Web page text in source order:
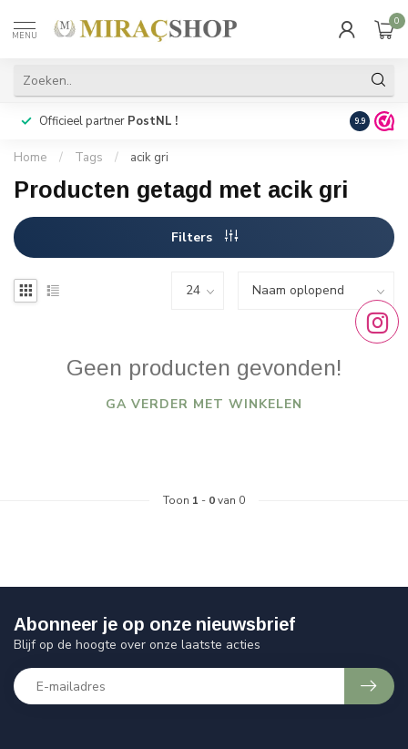
MENU
0
Officieel partner PostNL ! Snelle
9.9
Home / Tags / acik gri
Producten getagd met acik gri
Filters
Geen producten gevonden!
GA VERDER MET WINKELEN
Toon 1 - 0van 0
Abonneer je op onze nieuwsbrief
Blijf op de hoogte over onze laatste acties